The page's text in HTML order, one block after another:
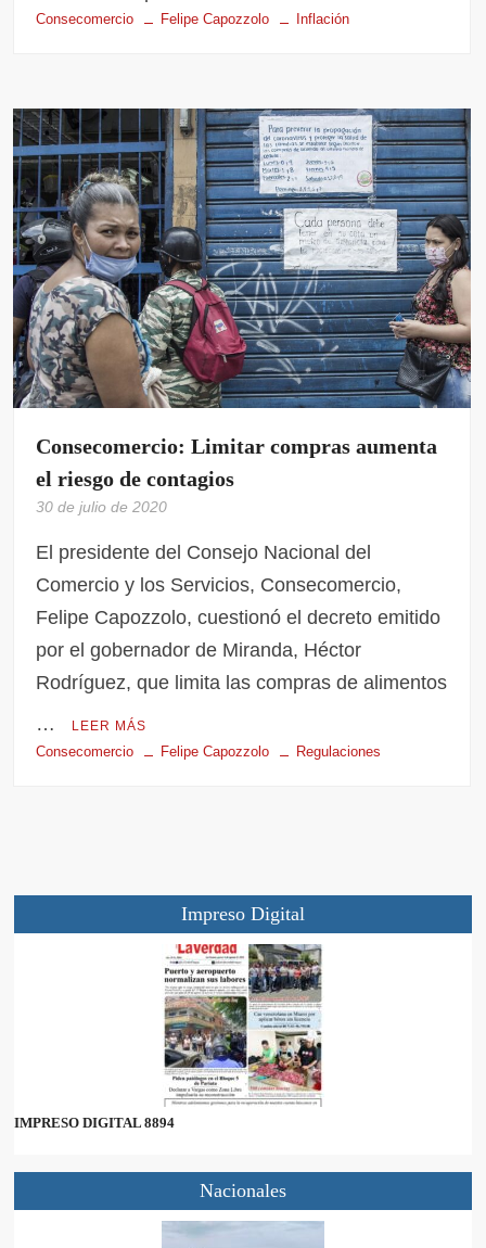
Consecomercio Felipe Capozzolo Inflación
Consecomercio: Limitar compras aumenta
el riesgo de contagios
30 de julio de 2020
El presidente del Consejo Nacional del
Comercio y los Servicios, Consecomercio,
Felipe Capozzolo, cuestionó el decreto emitido
por el gobernador de Miranda, Héctor
Rodríguez, que limita las compras de alimentos
…
LEER MÁS
Consecomercio Felipe Capozzolo Regulaciones
Impreso Digital
IMPRESO DIGITAL 8894
Nacionales